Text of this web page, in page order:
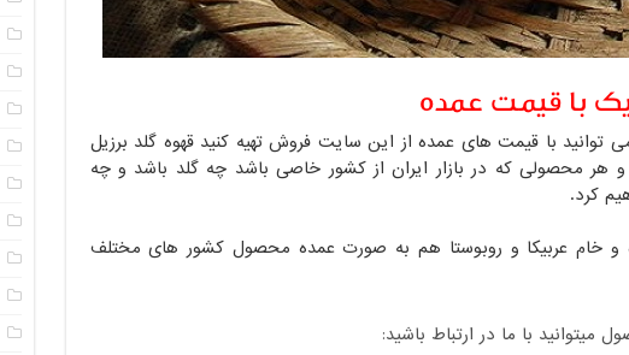
با قیمت عمده
توانید با قیمت های عمده از این سایت فروش تهیه کنید قهوه گلد برزیل
و هر محصولی که در بازار ایران از کشور خاصی باشد چه گلد باشد و چه
کرد.
خام عربیکا و روبوستا هم به صورت عمده محصول کشور های مختلف
با ما در ارتباط باشید: